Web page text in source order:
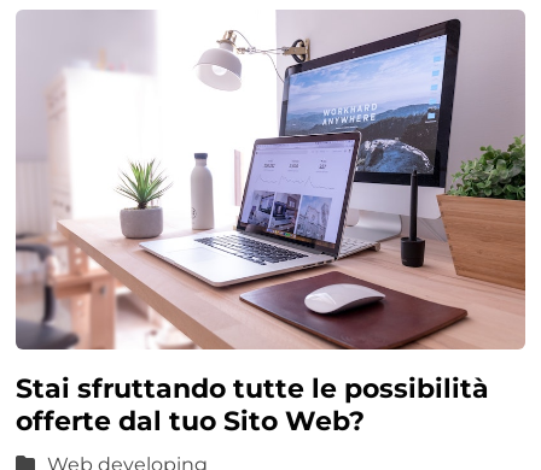
Stai sfruttando tutte le possibilità
offerte dal tuo Sito Web?
Web developing